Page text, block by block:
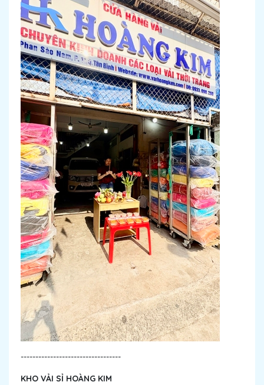
----------------------------------
KHO VẢI SỈ HOÀNG KIM